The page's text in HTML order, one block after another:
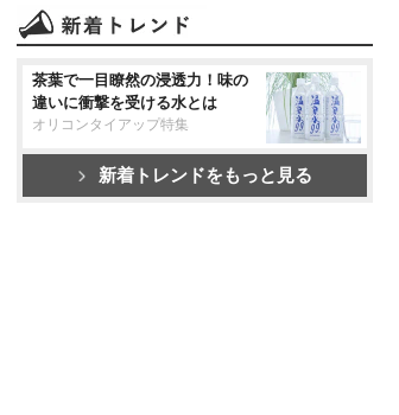
茶葉で一目瞭然の浸透力！味の
違いに衝撃を受ける水とは
オリコンタイアップ特集
新着トレンドをもっと見る